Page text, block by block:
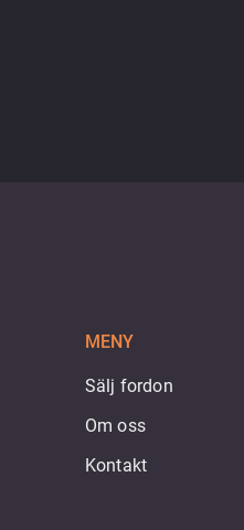
MENY
Sälj fordon
Om oss
Kontakt